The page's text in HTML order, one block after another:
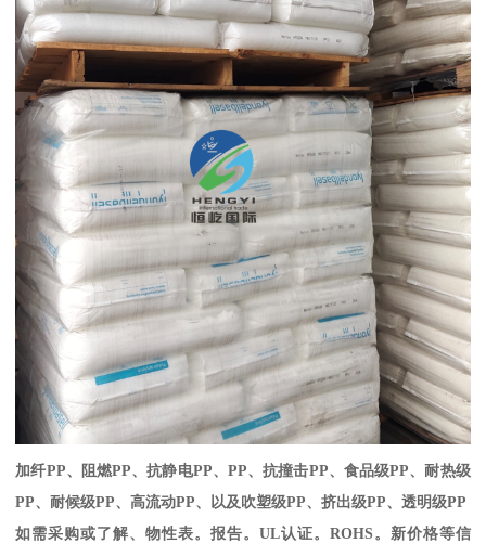
加纤PP、阻燃PP、抗静电PP、 PP、抗撞击PP、食品级PP、耐热级
PP、耐候级PP、高流动PP、以及吹塑级PP、挤出级PP、透明级PP
如需采购或了解、物性表。报告。 UL认证。 ROHS 。新价格等信